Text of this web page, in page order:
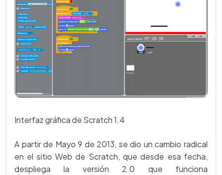
Interfaz gráfica de Scratch 1.4
A partir de Mayo 9 de 2013, se dio un cambio radical
en el sitio Web de Scratch, que desde esa fecha,
despliega la versión 2.0 que funciona